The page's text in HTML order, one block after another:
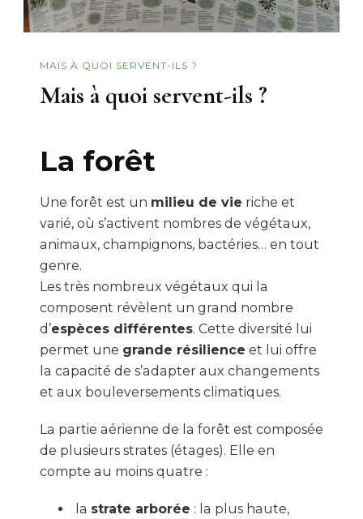
MAIS À QUOI SERVENT-ILS ?
Mais à quoi servent-ils ?
La forêt
Une forêt est un milieu de vie riche et
varié, où s’activent nombres de végétaux,
animaux, champignons, bactéries… en tout
genre.
Les très nombreux végétaux qui la
composent révèlent un grand nombre
d’espèces différentes. Cette diversité lui
permet une grande résilience et lui offre
la capacité de s’adapter aux changements
et aux bouleversements climatiques.
La partie aérienne de la forêt est composée
de plusieurs strates (étages). Elle en
compte au moins quatre :
la strate arborée : la plus haute,